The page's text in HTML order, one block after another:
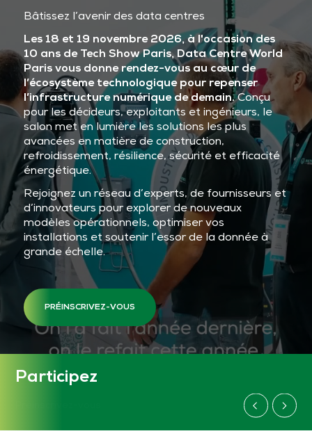
Data & AI Leaders Summit
Data Centre World
Bâtissez l’avenir des data centres
Les 18 et 19 novembre 2026, à l'occasion des
10 ans de Tech Show Paris, Data Centre World
Paris vous donne rendez-vous au cœur de
l’écosystème technologique pour repenser
l’infrastructure numérique de demain.Conçu
pour les décideurs, exploitants et ingénieurs, le
salon met en lumière les solutions les plus
avancées en matière de construction,
refroidissement, résilience, sécurité et efficacité
énergétique.
Rejoignez un réseau d’experts, de fournisseurs et
d’innovateurs pour explorer de nouveaux
modèles opérationnels, optimiser vos
installations et soutenir l’essor de la donnée à
grande échelle.
PRÉINSCRIVEZ-VOUS
Participez